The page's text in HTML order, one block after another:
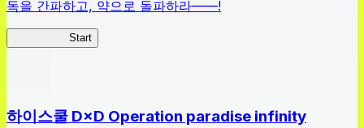
독을 간파하고, 약으로 돌파하라——!
Start
하이스쿨 D×D Operation paradise infinity